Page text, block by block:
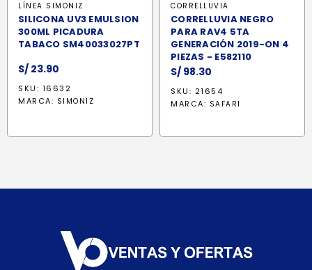
LÍNEA SIMONIZ
SILICONA UV3 EMULSION
300ML PICADURA
TABACO SM40033027PT
S/ 23.90
SKU: 16632
MARCA: SIMONIZ
CORRELLUVIA
CORRELLUVIA NEGRO
PARA RAV4 5TA
GENERACIÓN 2019-ON 4
PIEZAS - E582110
S/ 98.30
SKU: 21654
MARCA: SAFARI